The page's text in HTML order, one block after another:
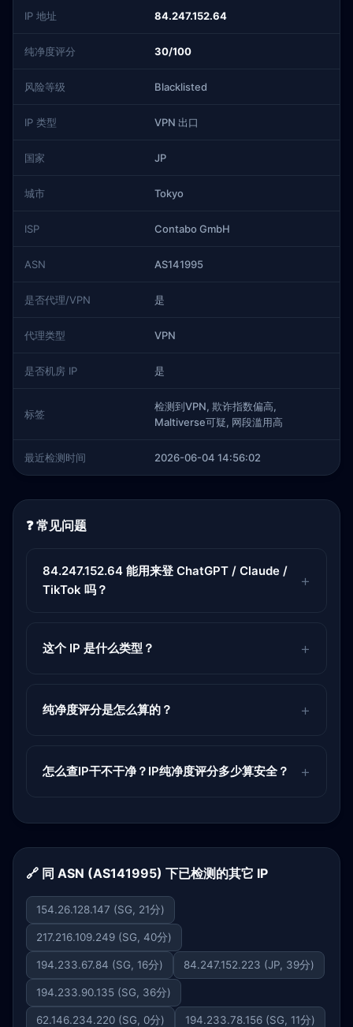
IP 地址 84.247.152.64
纯净度评分 30/100
风险等级 Blacklisted
IP 类型 VPN 出口
国家 JP
城市 Tokyo
ISP Contabo GmbH
ASN AS141995
是否代理/VPN 是
代理类型 VPN
是否机房 IP 是
标签
检测到VPN, 欺诈指数偏高,
Maltiverse可疑, 网段滥用高
最近检测时间 2026-06-04 14:56:02
❓ 常见问题
84.247.152.64 能用来登 ChatGPT / Claude /
TikTok 吗？
这个 IP 是什么类型？
纯净度评分是怎么算的？
怎么查IP干不干净？IP纯净度评分多少算安全？
🔗 同 ASN (AS141995) 下已检测的其它 IP
154.26.128.147 (SG, 21分)
217.216.109.249 (SG, 40分)
194.233.67.84 (SG, 16分) 84.247.152.223 (JP, 39分)
194.233.90.135 (SG, 36分)
62.146.234.220 (SG, 0分) 194.233.78.156 (SG, 11分)